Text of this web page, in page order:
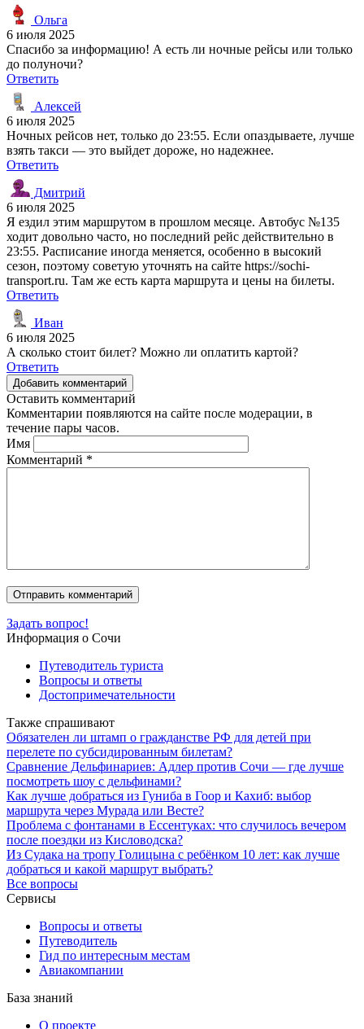
Ольга
6 июля 2025
Спасибо за информацию! А есть ли ночные рейсы или только
до полуночи?
Ответить
Алексей
6 июля 2025
Ночных рейсов нет, только до 23:55. Если опаздываете, лучше
взять такси — это выйдет дороже, но надежнее.
Ответить
Дмитрий
6 июля 2025
Я ездил этим маршрутом в прошлом месяце. Автобус №135
ходит довольно часто, но последний рейс действительно в
23:55. Расписание иногда меняется, особенно в высокий
сезон, поэтому советую уточнять на сайте https://sochi-
transport.ru. Там же есть карта маршрута и цены на билеты.
Ответить
Иван
6 июля 2025
А сколько стоит билет? Можно ли оплатить картой?
Ответить
Добавить комментарий
Оставить комментарий
Комментарии появляются на сайте после модерации, в
течение пары часов.
Имя
Комментарий *
Задать вопрос!
Информация о Сочи
Путеводитель туриста
Вопросы и ответы
Достопримечательности
Также спрашивают
Обязателен ли штамп о гражданстве РФ для детей при
перелете по субсидированным билетам?
Сравнение Дельфинариев: Адлер против Сочи — где лучше
посмотреть шоу с дельфинами?
Как лучше добраться из Гуниба в Гоор и Кахиб: выбор
маршрута через Мурада или Весте?
Проблема с фонтанами в Ессентуках: что случилось вечером
после поездки из Кисловодска?
Из Судака на тропу Голицына с ребёнком 10 лет: как лучше
добраться и какой маршрут выбрать?
Все вопросы
Сервисы
Вопросы и ответы
Путеводитель
Гид по интересным местам
Авиакомпании
База знаний
О проекте